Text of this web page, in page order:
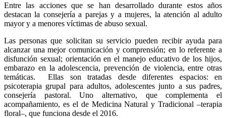
Entre las acciones que se han desarrollado durante estos años
destacan la consejería a parejas y a mujeres, la atención al adulto
mayor y a menores víctimas de abuso sexual.
Las personas que solicitan su servicio pueden recibir ayuda para
alcanzar una mejor comunicación y comprensión; en lo referente a
disfunción sexual; orientación en el manejo educativo de los hijos,
embarazo en la adolescencia, prevención de violencia, entre otras
temáticas. Ellas son tratadas desde diferentes espacios: en
psicoterapia grupal para adultos, adolescentes junto a sus padres,
consejería pastoral.Uno alternativo, que complementa el
acompañamiento, es el de Medicina Natural y Tradicional –terapia
floral–, que funciona desde el 2016.